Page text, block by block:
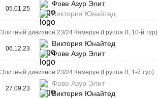
05.01.25
Фове Азур Элит
Виктория Юнайтед
Элитный дивизион 23/24 Камерун (Группа B, 10-й тур)
06.12.23
Виктория Юнайтед
Фове Азур Элит
Элитный дивизион 23/24 Камерун (Группа B, 1-й тур)
27.09.23
Фове Азур Элит
Виктория Юнайтед